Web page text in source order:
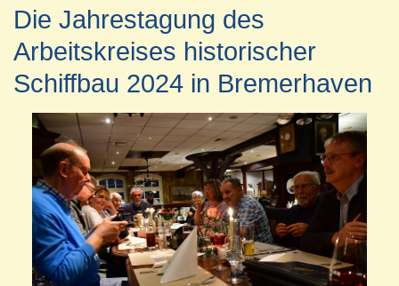
Die Jahrestagung des
Arbeitskreises historischer
Schiffbau 2024 in Bremerhaven